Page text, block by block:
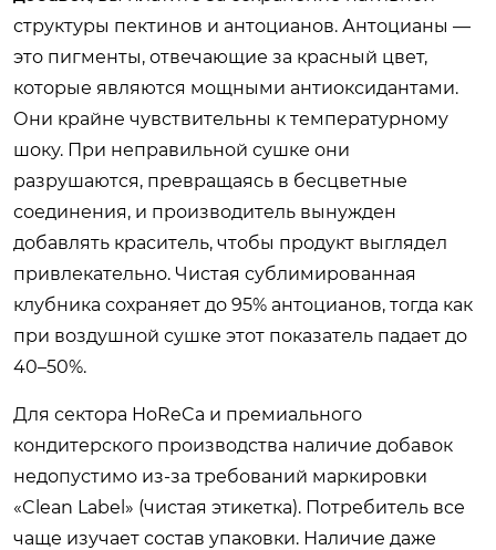
структуры пектинов и антоцианов. Антоцианы —
это пигменты, отвечающие за красный цвет,
которые являются мощными антиоксидантами.
Они крайне чувствительны к температурному
шоку. При неправильной сушке они
разрушаются, превращаясь в бесцветные
соединения, и производитель вынужден
добавлять краситель, чтобы продукт выглядел
привлекательно. Чистая сублимированная
клубника сохраняет до 95% антоцианов, тогда как
при воздушной сушке этот показатель падает до
40–50%.
Для сектора HoReCa и премиального
кондитерского производства наличие добавок
недопустимо из-за требований маркировки
«Clean Label» (чистая этикетка). Потребитель все
чаще изучает состав упаковки. Наличие даже